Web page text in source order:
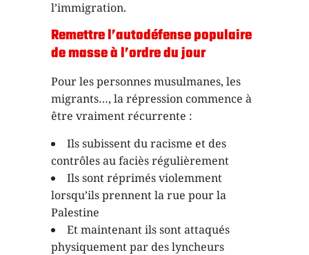
l’immigration.
Remettre l’autodéfense populaire
de masse à l’ordre du jour
Pour les personnes musulmanes, les
migrants…, la répression commence à
être vraiment récurrente :
Ils subissent du racisme et des
contrôles au faciès régulièrement
Ils sont réprimés violemment
lorsqu’ils prennent la rue pour la
Palestine
Et maintenant ils sont attaqués
physiquement par des lyncheurs